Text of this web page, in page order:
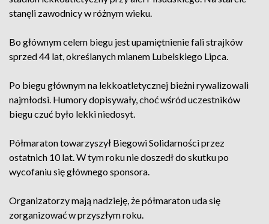
stanęli zawodnicy w różnym wieku.
Bo głównym celem biegu jest upamiętnienie fali strajków
sprzed 44 lat, określanych mianem Lubelskiego Lipca.
Po biegu głównym na lekkoatletycznej bieżni rywalizowali
najmłodsi. Humory dopisywały, choć wśród uczestników
biegu czuć było lekki niedosyt.
Półmaraton towarzyszył Biegowi Solidarności przez
ostatnich 10 lat. W tym roku nie doszedł do skutku po
wycofaniu się głównego sponsora.
Organizatorzy mają nadzieję, że półmaraton uda się
zorganizować w przyszłym roku.